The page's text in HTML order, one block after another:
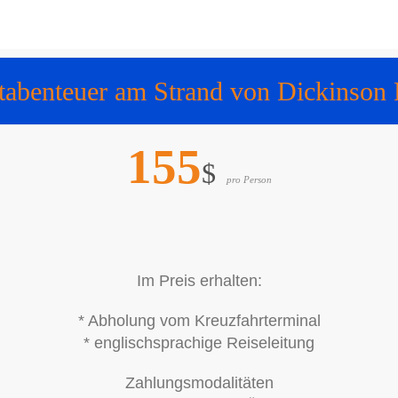
am Strand von Dickinson
155$ pro Person
Im Preis erhalten:
* Abholung vom Kreuzfahrterminal
* englischsprachige Reiseleitung
Zahlungsmodalitäten